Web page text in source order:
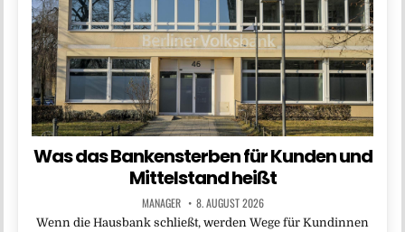
Was das Bankensterben für Kunden und
Mittelstand heißt
MANAGER 8. AUGUST 2026
Wenn die Hausbank schließt, werden Wege für Kundinnen